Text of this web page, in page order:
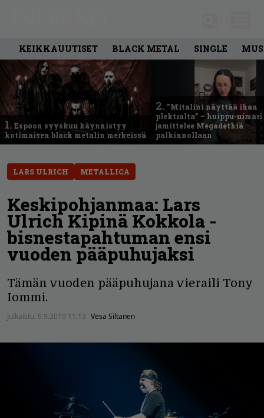
KEIKKAUUTISET BLACK METAL SINGLE
1. Espoon syyskuu käynnistyy
kotimaisen black metalin merkeissä
2. ”Mitalini näyttää ihan
plektralta” – huippu-uimari
jamittelee Megadethiä
palkinnollaan
LARS ULRICH METALLICA
Keskipohjanmaa: Lars
Ulrich Kipinä Kokkola -
bisnestapahtuman ensi
vuoden pääpuhujaksi
Tämän vuoden pääpuhujana vieraili Tony
Iommi.
Julkaistu: 9.9.2019 11:13 Vesa Siltanen